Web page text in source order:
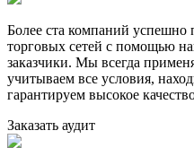
Более ста компаний
торговых сетей с помощью
заказчики. Мы всегда
учитываем все условия,
гарантируем высокое
Заказать аудит